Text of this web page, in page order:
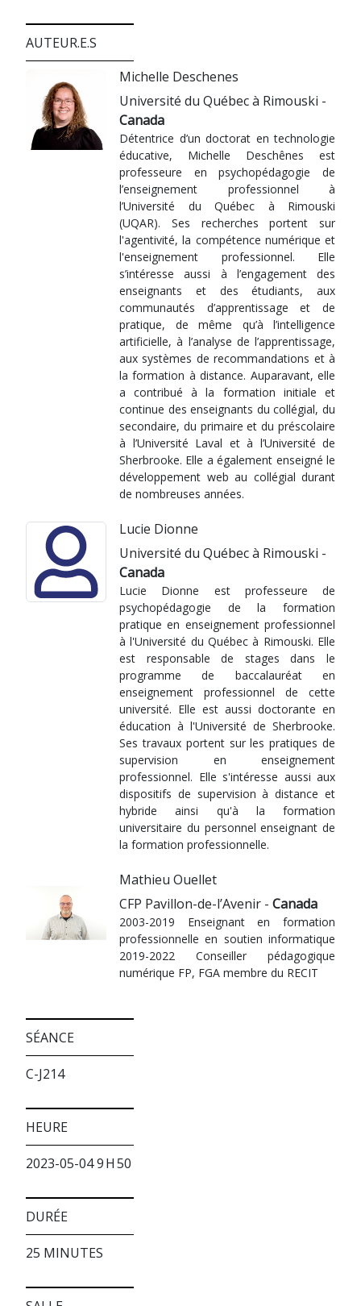
AUTEUR.E.S
Michelle Deschenes
Université du Québec à Rimouski -
Canada
Détentrice d’un doctorat en technologie
éducative, Michelle Deschênes est
professeure en psychopédagogie de
l’enseignement professionnel à
l’Université du Québec à Rimouski
(UQAR). Ses recherches portent sur
l'agentivité, la compétence numérique et
l'enseignement professionnel. Elle
s’intéresse aussi à l’engagement des
enseignants et des étudiants, aux
communautés d’apprentissage et de
pratique, de même qu’à l’intelligence
artificielle, à l’analyse de l’apprentissage,
aux systèmes de recommandations et à
la formation à distance. Auparavant, elle
a contribué à la formation initiale et
continue des enseignants du collégial, du
secondaire, du primaire et du préscolaire
à l’Université Laval et à l’Université de
Sherbrooke. Elle a également enseigné le
développement web au collégial durant
de nombreuses années.
Lucie Dionne
Université du Québec à Rimouski -
Canada
Lucie Dionne est professeure de
psychopédagogie de la formation
pratique en enseignement professionnel
à l'Université du Québec à Rimouski. Elle
est responsable de stages dans le
programme de baccalauréat en
enseignement professionnel de cette
université. Elle est aussi doctorante en
éducation à l'Université de Sherbrooke.
Ses travaux portent sur les pratiques de
supervision en enseignement
professionnel. Elle s'intéresse aussi aux
dispositifs de supervision à distance et
hybride ainsi qu'à la formation
universitaire du personnel enseignant de
la formation professionnelle.
Mathieu Ouellet
CFP Pavillon-de-l’Avenir - Canada
2003-2019 Enseignant en formation
professionnelle en soutien informatique
2019-2022 Conseiller pédagogique
numérique FP, FGA membre du RECIT
SÉANCE
C-J214
HEURE
2023-05-04 9 H 50
DURÉE
25 MINUTES